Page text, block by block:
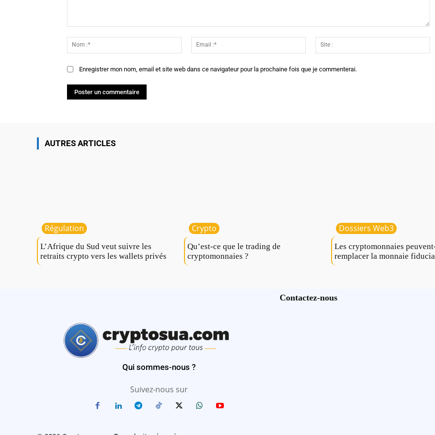
:*
Email
:*
:
Enregistrer mon nom, email et site web dans ce navigateur pour la prochaine fois que je commenterai.
AUTRES ARTICLES
Régulation
L’Afrique du Sud veut suivre les
retraits crypto vers les wallets privés
Crypto
Qu’est-ce que le trading de
cryptomonnaies ?
Dossiers Web3
Les cryptomonnaies
remplacer la monnaie
Qui sommes-nous ?
Suivez-nous sur
Contactez-nous